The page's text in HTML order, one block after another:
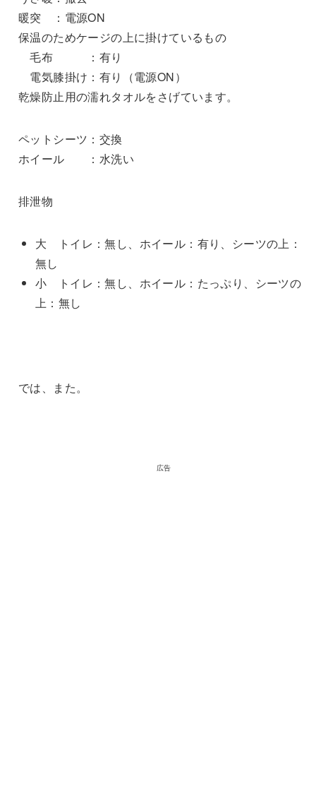
暖突 ：電源ON
保温のためケージの上に掛けているもの
毛布 ：有り
電気膝掛け：有り（電源ON）
乾燥防止用の濡れタオルをさげています。
ペットシーツ：交換
ホイール ：水洗い
排泄物
大 トイレ：無し、ホイール：有り、シーツの上：
無し
小 トイレ：無し、ホイール：たっぷり、シーツの
上：無し
では、また。
広告